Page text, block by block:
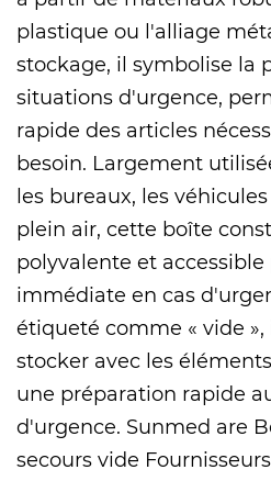
plastique ou l'alliage
stockage, il symbolise la
situations d'urgence,
rapide des articles
besoin. Largement
les bureaux, les
plein air, cette boîte
polyvalente et
immédiate en cas
étiqueté comme « vide
stocker avec les
une préparation rapide
d'urgence. Sunmed are
secours vide Fournisseurs